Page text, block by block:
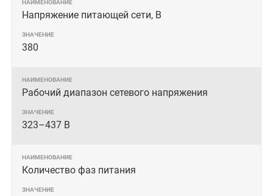
Напряжение питающей сети, В
380
Рабочий диапазон сетевого напряжения
323–437 В
Количество фаз питания